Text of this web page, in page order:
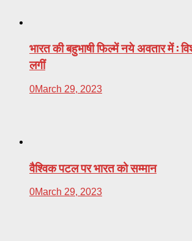
भारत की बहुभाषी फिल्में नये अवतार में :
लगीं
0March 29, 2023
वैश्विक पटल पर भारत को सम्मान
0March 29, 2023